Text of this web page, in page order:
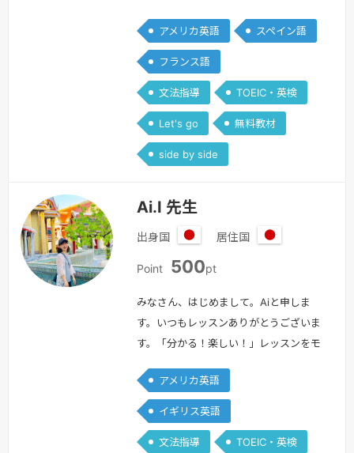
教室をしております。☆大人の方・やり
直し英語（中学英語をもう一度ひとつひ
とつわかりやすく，Side by Side他）・
英検・国連英検・TOEIC・TOEFL・
IELTS etc. 対策・時事英語・シャドーイ
ングなどリスニング・音読・英字新聞購
読・洋書…続きを見る »
アメリカ英語 スペイン語
フランス語
文法指導 TOEIC・英検
Let's go 無料教材
side by side
Ai.I 先生
出身国
本
居住国
Point 500pt
みなさん、はじめまして。Aiと申しま
す。いつもレッスンありがとうございま
す。「分かる！楽しい！」レッスンをモ
レッスンをしていきたいと思います。大
学在学中は１年間ロンドンに留学し、英
語を学びました。何も話せない状態から
いきなりの留学。「話せなくて悔し
アメリカ英語
イギリス英語
文法指導 TOEIC・英検